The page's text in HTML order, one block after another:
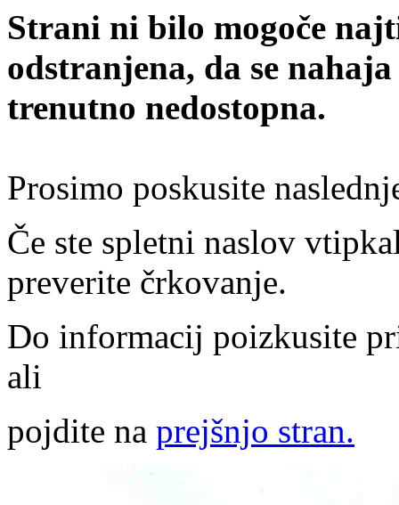
Strani ni bilo mogoče
odstranjena, da se
trenutno nedostopna.
Prosimo poskusite
Če ste spletni naslov
preverite črkovanje.
Do informacij poizkusite
ali
pojdite na prejšnjo stran.